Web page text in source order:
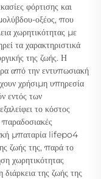
φόρτισης και
οξέος, που
χωρητικότητας με
τα χαρακτηριστικά
της ζωής. Η
από την εντυπωσιακή
χρήσιμη υπηρεσία
εντός των
το κόστος
παραδοσιακές
μπαταρία lifepo4
ζωής της, παρά το
χωρητικότητας
της ζωής της